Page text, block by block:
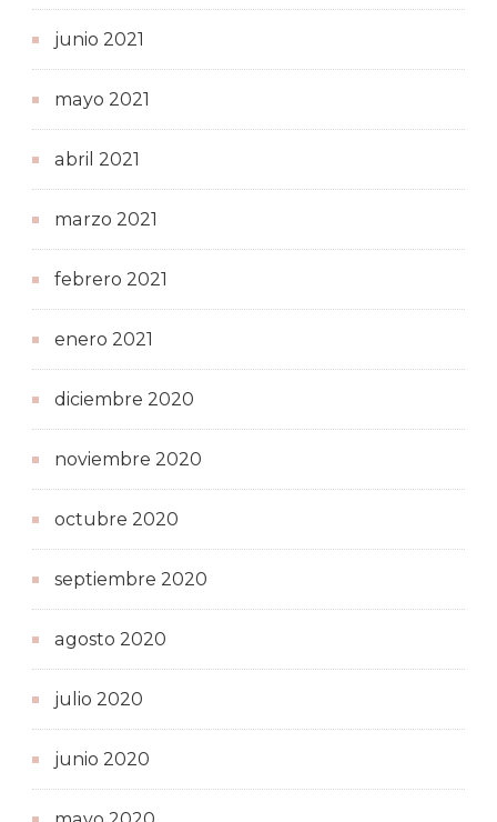
junio 2021
mayo 2021
abril 2021
marzo 2021
febrero 2021
enero 2021
diciembre 2020
noviembre 2020
octubre 2020
septiembre 2020
agosto 2020
julio 2020
junio 2020